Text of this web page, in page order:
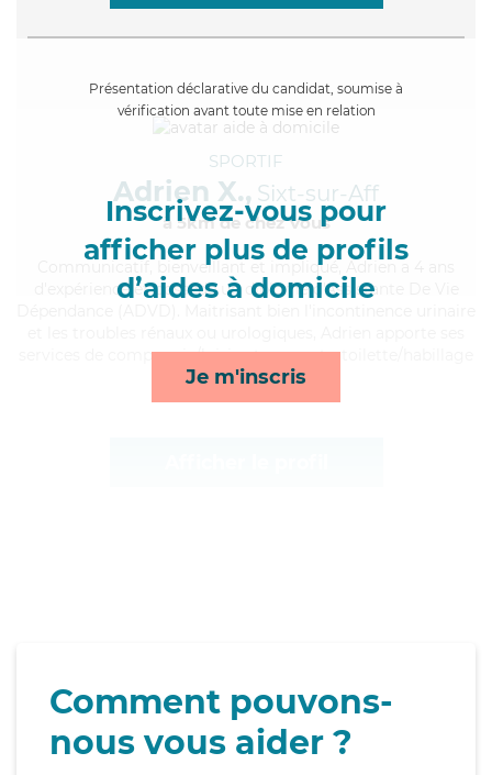
Présentation déclarative du candidat, soumise à
vérification avant toute mise en relation
Inscrivez-vous pour
afficher plus de profils
d’aides à domicile
Je m'inscris
SPORTIF
Adrien X., Sixt-sur-Aff
à 5km de chez Vous
, bienveillant et impliqué, Adrien a 4 ans
d'expérience et possède un diplôme d'Assistante De Vie
services de compagnie/loisirs, transports, toilette/habillage
et repas*
Comment pouvons-
nous vous aider ?